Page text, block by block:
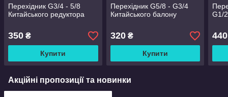
Перехідник G3/4 - 5/8
Китайського редуктора
350 ₴
Купити
Перехідник G5/8 - G3/4
Китайського балону
320₴
Купити
G1/
440
Акційні пропозиції та новинки